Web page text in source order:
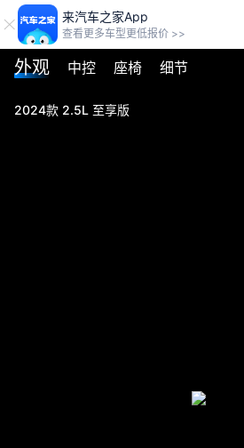
来汽车之家App
查看更多车型更低报价 >>
外观 中控 座椅 细节
2024款 2.5L 至享版